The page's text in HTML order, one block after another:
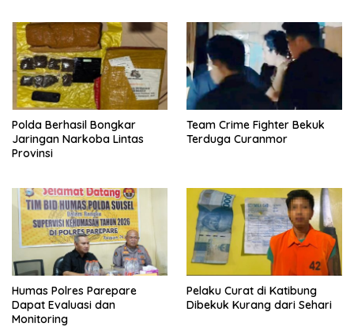
Polda Berhasil Bongkar
Jaringan Narkoba Lintas
Provinsi
Team Crime Fighter Bekuk
Terduga Curanmor
Humas Polres Parepare
Dapat Evaluasi dan
Monitoring
Pelaku Curat di Katibung
Dibekuk Kurang dari Sehari